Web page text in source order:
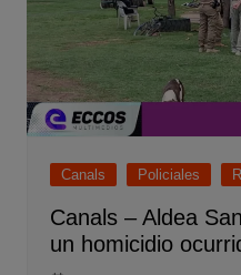
Canals Policiales
Canals – Aldea
un homicidio